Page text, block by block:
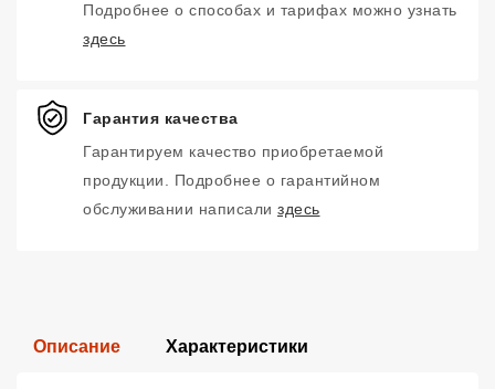
Подробнее о способах и тарифах можно узнать
здесь
Гарантия качества
Гарантируем качество приобретаемой
продукции. Подробнее о гарантийном
обслуживании написали здесь
Описание Характеристики